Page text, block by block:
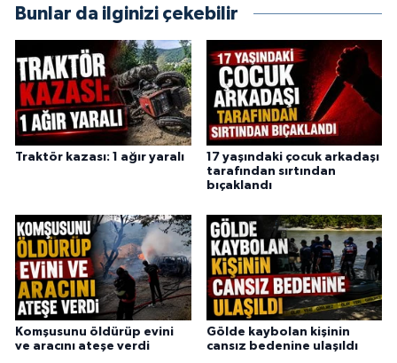
Bunlar da ilginizi çekebilir
Traktör kazası: 1 ağır yaralı
17 yaşındaki çocuk arkadaşı
tarafından sırtından
bıçaklandı
Komşusunu öldürüp evini
ve aracını ateşe verdi
Gölde kaybolan kişinin
cansız bedenine ulaşıldı